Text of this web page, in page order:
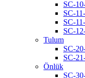
SC-
SC-
SC-
SC-
Tulum
SC-
SC-
Önlük
SC-